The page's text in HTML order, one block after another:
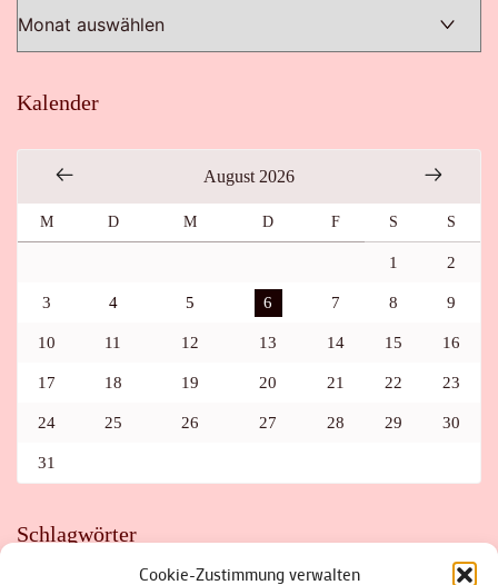
Cookie-Zustimmung verwalten
Kalender
August 2026
M D M D F S S
1 2
3 4 5 6 7 8 9
10 11 12 13 14 15 16
17 18 19 20 21 22 23
24 25 26 27 28 29 30
31
Schlagwörter